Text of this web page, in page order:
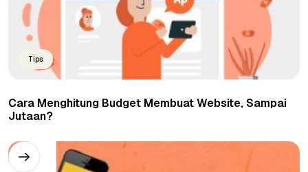
Tips
Cara Menghitung Budget Membuat Website, Sampai
Jutaan?